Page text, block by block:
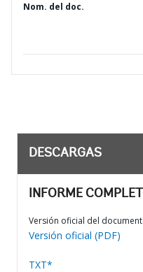
Nom. del doc.
DESCARGAS
INFORME
Versión oficial del
Versión oficial (PDF)
TXT*